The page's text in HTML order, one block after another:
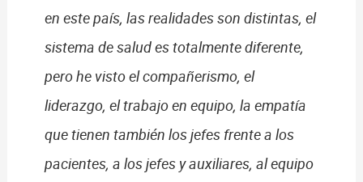
en este país, las realidades son distintas, el
sistema de salud es totalmente diferente,
pero he visto el compañerismo, el
liderazgo, el trabajo en equipo, la empatía
que tienen también los jefes frente a los
pacientes, a los jefes y auxiliares, al equipo